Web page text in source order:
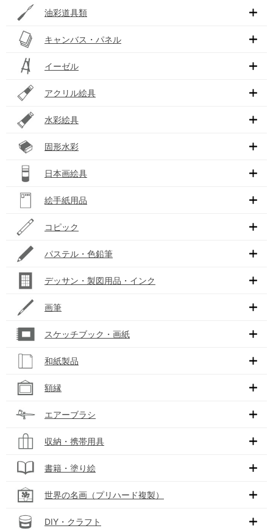
油彩道具類
キャンバス・パネル
イーゼル
アクリル絵具
水彩絵具
固形水彩
日本画絵具
絵手紙用品
コピック
パステル・色鉛筆
デッサン・製図用品・インク
画筆
スケッチブック・画紙
和紙製品
額縁
エアーブラシ
収納・携帯用具
書籍・塗り絵
世界の名画（プリハード複製）
DIY・クラフト